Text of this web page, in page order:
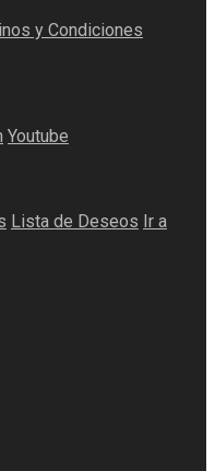
y Condiciones
Youtube
Lista de Deseos Ir a